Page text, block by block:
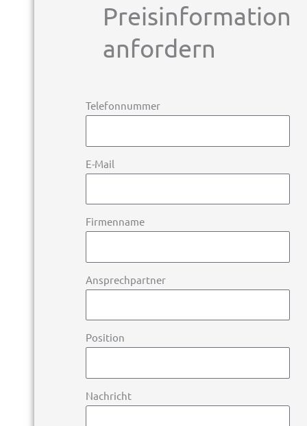
Preisinformation
anfordern
Telefonnummer
E-Mail
Firmenname
Ansprechpartner
Position
Nachricht